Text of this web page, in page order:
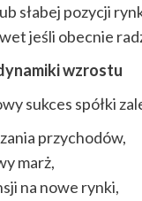
słabej pozycji
jeśli obecnie
wzrostu
sukces spółki
przychodów,
marż,
na nowe rynki,